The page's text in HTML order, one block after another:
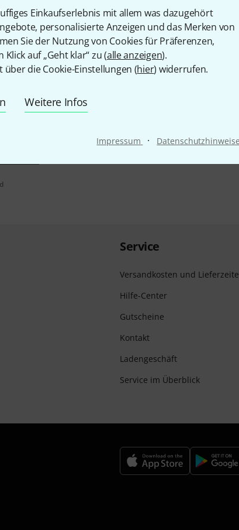
Einkaufserlebnis mit allem was dazugehört
personalisierte Anzeigen und das Merken von
Sie der Nutzung von Cookies für Präferenzen,
auf „Geht klar“ zu (alle anzeigen).
die Cookie-Einstellungen (hier) widerrufen.
Weitere Infos
Impressum · Datenschutzhinweise
Feedback
Adresse*
„Jetzt anmelden“ stimmen Sie dem Erhalt von E-Mail-Werbung und
zu. Die Abmeldung ist jederzeit möglich. Weitere
Service
Versandkosten und
Hilfe-Center
Gutscheine
Kontakt
Ladengeschäft
Service im Überblick